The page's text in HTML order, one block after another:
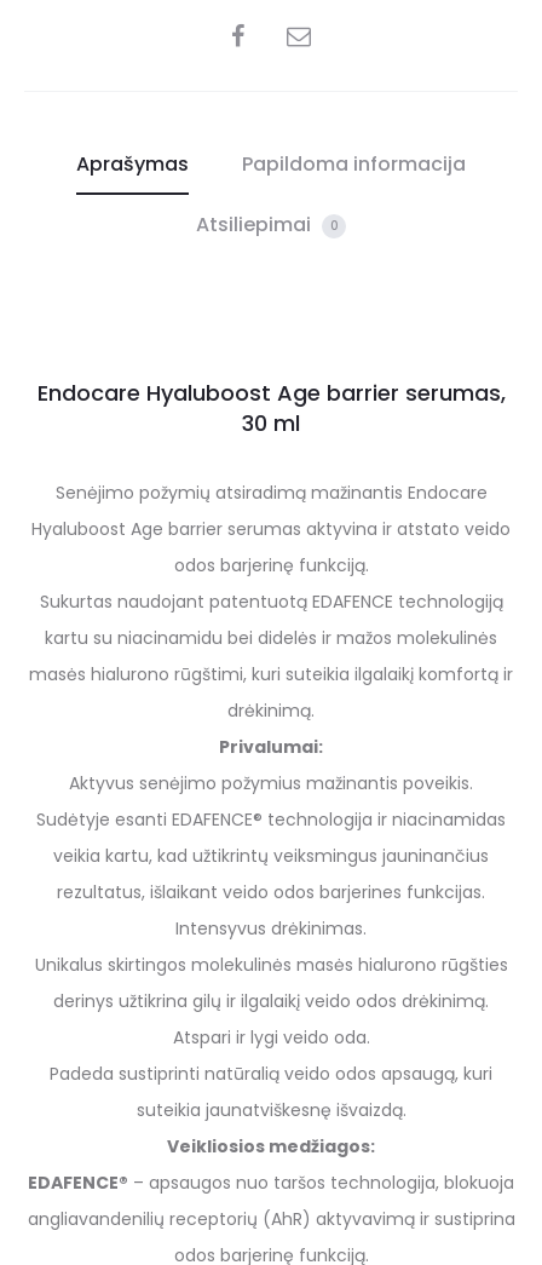
Aprašymas Papildoma informacija
Atsiliepimai 0
Endocare Hyaluboost Age barrier serumas,
30 ml
Senėjimo požymių atsiradimą mažinantis Endocare
Hyaluboost Age barrier serumas aktyvina ir atstato veido
odos barjerinę funkciją.
Sukurtas naudojant patentuotą EDAFENCE technologiją
kartu su niacinamidu bei didelės ir mažos molekulinės
masės hialurono rūgštimi, kuri suteikia ilgalaikį komfortą ir
drėkinimą.
Privalumai:
Aktyvus senėjimo požymius mažinantis poveikis.
Sudėtyje esanti EDAFENCE® technologija ir niacinamidas
veikia kartu, kad užtikrintų veiksmingus jauninančius
rezultatus, išlaikant veido odos barjerines funkcijas.
Intensyvus drėkinimas.
Unikalus skirtingos molekulinės masės hialurono rūgšties
derinys užtikrina gilų ir ilgalaikį veido odos drėkinimą.
Atspari ir lygi veido oda.
Padeda sustiprinti natūralią veido odos apsaugą, kuri
suteikia jaunatviškesnę išvaizdą.
Veikliosios medžiagos:
EDAFENCE® – apsaugos nuo taršos technologija, blokuoja
angliavandenilių receptorių (AhR) aktyvavimą ir sustiprina
odos barjerinę funkciją.